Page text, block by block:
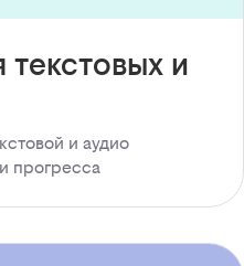
текстовых и
и аудио
прогресса